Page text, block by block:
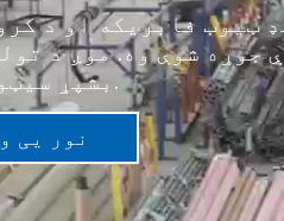
ټیوب فابریکه او د
جوړه شوې وه. موږ د
بشپړ سیټونه لرو.
نور یی